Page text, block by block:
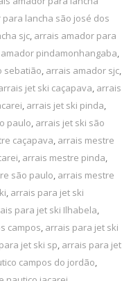
lancha são josé dos
sjc, arrais amador para
pindamonhangaba,
sebatião, arrais amador sjc,
jet ski caçapava, arrais
, arrais jet ski pinda,
paulo, arrais jet ski são
caçapava, arrais mestre
, arrais mestre pinda,
são paulo, arrais mestre
, arrais para jet ski
para jet ski Ilhabela,
campos, arrais para jet ski
jet ski sp, arrais para jet
campos do jordão,